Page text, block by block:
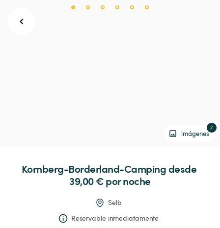
imágenes
7
Kornberg-Borderland-Camping desde
39,00 € por noche
Selb
Reservable inmediatamente